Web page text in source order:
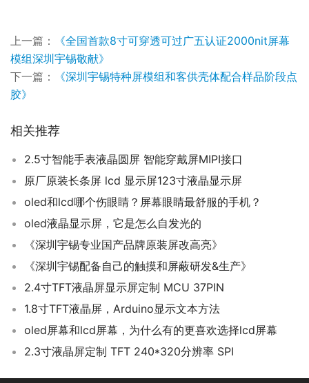
上一篇：
《全国首款8寸可穿透可过广五认证2000nit屏幕
模组深圳宇锡敬献》
下一篇：
《深圳宇锡特种屏模组和客供壳体配合样品阶段点
胶》
相关推荐
2.5寸智能手表液晶圆屏 智能穿戴屏MIPI接口
原厂原装长条屏 lcd 显示屏123寸液晶显示屏
oled和lcd哪个伤眼睛？屏幕眼睛最舒服的手机？
oled液晶显示屏，它是怎么自发光的
《深圳宇锡专业国产品牌原装屏改高亮》
《深圳宇锡配备自己的触摸和屏蔽研发&生产》
2.4寸TFT液晶屏显示屏定制 MCU 37PIN
1.8寸TFT液晶屏，Arduino显示文本方法
oled屏幕和lcd屏幕，为什么有的更喜欢选择lcd屏幕
2.3寸液晶屏定制 TFT 240*320分辨率 SPI